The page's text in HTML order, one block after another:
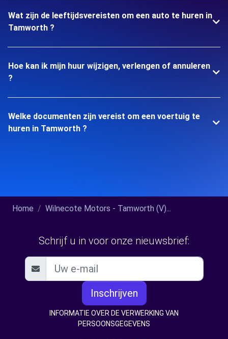
Wat zijn de leeftijdsvereisten om een auto te huren in
Tamworth ?
Hoe kan ik mijn huur wijzigen, verlengen of annuleren
?
Welke documenten zijn vereist om een voertuig te
huren in Tamworth ?
Home Wilnecote Motors - Tamworth (V)...
Schrijf u in voor onze nieuwsbrief:
Inschrijven
INFORMATIE OVER DE VERWERKING VAN
PERSOONSGEGEVENS